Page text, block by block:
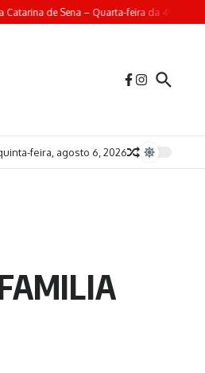
Catarina de Sena – Quarta-feira da 4ª
feira, agosto 6, 2026